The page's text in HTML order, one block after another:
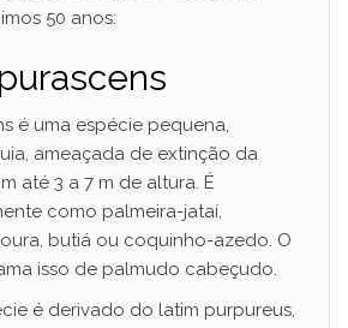
50 anos:
é uma espécie pequena,
ameaçada de extinção da
até 3 a 7 m de altura. É
como palmeira-jataí,
butiá ou coquinho-azedo. O
isso de palmudo cabeçudo.
é derivado do latim purpureus,